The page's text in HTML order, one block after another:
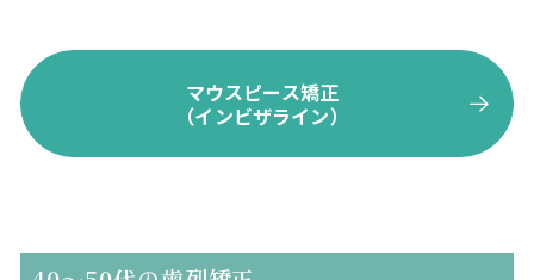
マウスピース矯正
（インビザライン）